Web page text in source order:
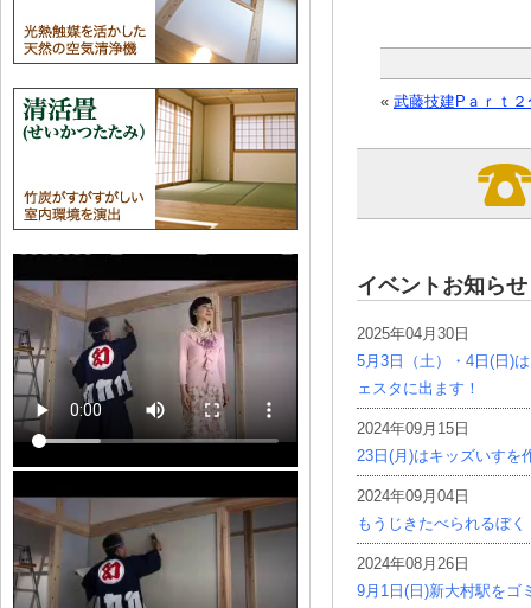
« 武藤技建Pａｒｔ２
イベントお知らせ
2025年04月30日
5月3日（土）・4日(日)
ェスタに出ます！
2024年09月15日
23日(月)はキッズいすを
2024年09月04日
もうじきたべられるぼく
2024年08月26日
9月1日(日)新大村駅をゴ